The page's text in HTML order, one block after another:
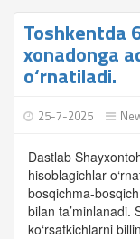
Toshkentda
xonadonga
o‘rnatiladi.
25-7-2025
Dastlab
hisoblagichlar
bosqichma-
bilan ta’minlanadi.
ko‘rsatkichlarni